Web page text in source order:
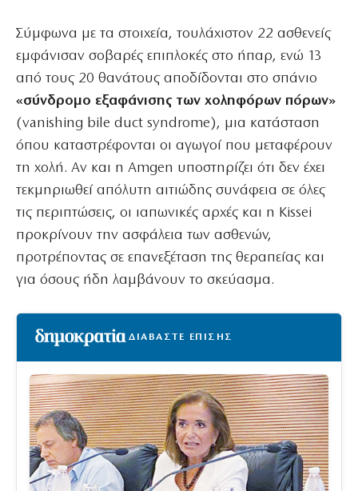
Σύμφωνα με τα στοιχεία, τουλάχιστον 22 ασθενείς
εμφάνισαν σοβαρές επιπλοκές στο ήπαρ, ενώ 13
από τους 20 θανάτους αποδίδονται στο σπάνιο
«σύνδρομο εξαφάνισης των χοληφόρων πόρων»
(vanishing bile duct syndrome), μια κατάσταση
όπου καταστρέφονται οι αγωγοί που μεταφέρουν
τη χολή. Αν και η Amgen υποστηρίζει ότι δεν έχει
τεκμηριωθεί απόλυτη αιτιώδης συνάφεια σε όλες
τις περιπτώσεις, οι ιαπωνικές αρχές και η Kissei
προκρίνουν την ασφάλεια των ασθενών,
προτρέποντας σε επανεξέταση της θεραπείας και
για όσους ήδη λαμβάνουν το σκεύασμα.
ΔΙΑΒΑΣΤΕ ΕΠΙΣΗΣ